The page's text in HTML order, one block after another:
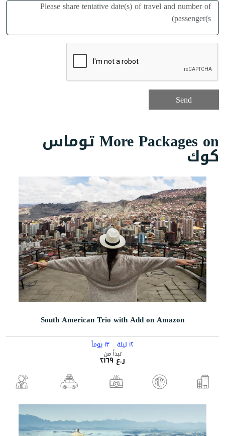
More Packages on توماس
كوك
South American Trio with Add on Amazon
١٢ ليلة ١٣ يوماً
تبدأ منر.ع ٢١٦٩